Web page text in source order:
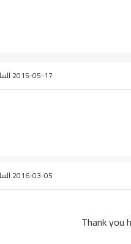
2015-05-17 الساعة 20:25
2016-03-05 الساعة 17:06
Thank you